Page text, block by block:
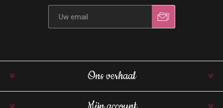
Ons verhaal